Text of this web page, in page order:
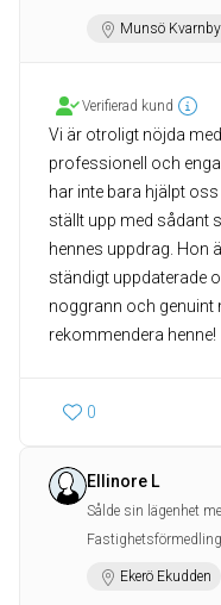
Munsö
Verifierad kund
Vi är otroligt nöjda
professionell och
har inte bara hjälpt
ställt upp med sådant
hennes uppdrag. Hon
ständigt uppdaterade
noggrann och genuint
rekommendera henne!
0
Ellinore L
Sålde sin lägenhet
Ekerö Ekudden